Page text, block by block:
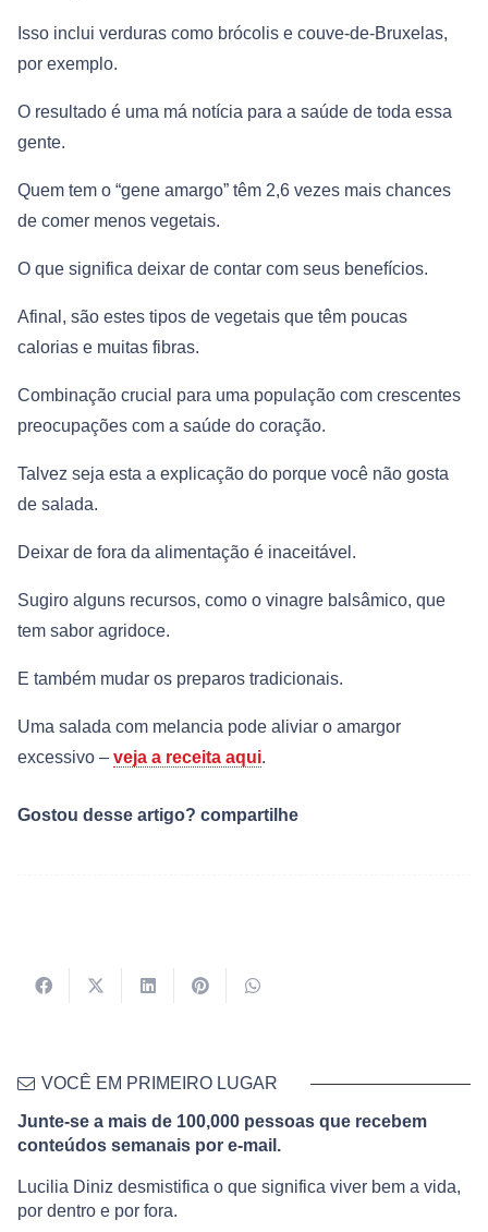
Isso inclui verduras como brócolis e couve-de-Bruxelas,
por exemplo.
O resultado é uma má notícia para a saúde de toda essa
gente.
Quem tem o “gene amargo” têm 2,6 vezes mais chances
de comer menos vegetais.
O que significa deixar de contar com seus benefícios.
Afinal, são estes tipos de vegetais que têm poucas
calorias e muitas fibras.
Combinação crucial para uma população com crescentes
preocupações com a saúde do coração.
Talvez seja esta a explicação do porque você não gosta
de salada.
Deixar de fora da alimentação é inaceitável.
Sugiro alguns recursos, como o vinagre balsâmico, que
tem sabor agridoce.
E também mudar os preparos tradicionais.
Uma salada com melancia pode aliviar o amargor
excessivo – veja a receita aqui.
Gostou desse artigo? compartilhe
VOCÊ EM PRIMEIRO LUGAR
Junte-se a mais de 100,000 pessoas que recebem
conteúdos semanais por e-mail.
Lucilia Diniz desmistifica o que significa viver bem a vida,
por dentro e por fora.